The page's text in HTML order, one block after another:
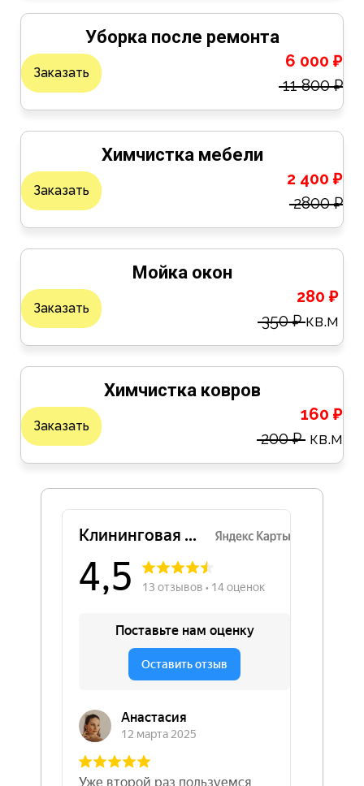
Уборка после ремонта
Заказать
6 000 ₽
11 800 ₽
Химчистка мебели
Заказать
2 400 ₽
2800 ₽
Мойка окон
Заказать
280 ₽
350 ₽кв.м
Химчистка ковров
Заказать
160 ₽
200 ₽ кв.м